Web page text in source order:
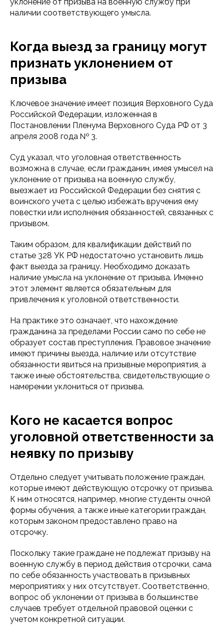
наличии соответствующего умысла.
Когда выезд за границу могут
признать уклонением от
призыва
Ключевое значение имеет позиция Верховного Суда
Российской Федерации, изложенная в
Постановлении Пленума Верховного Суда РФ от 3
апреля 2008 года № 3.
Суд указал, что уголовная ответственность
возможна в случае, если гражданин, имея умысел на
уклонение от призыва на военную службу,
выезжает из Российской Федерации без снятия с
воинского учета с целью избежать вручения ему
повестки или исполнения обязанностей, связанных с
призывом.
Таким образом, для квалификации действий по
статье 328 УК РФ недостаточно установить лишь
факт выезда за границу. Необходимо доказать
наличие умысла на уклонение от призыва. Именно
этот элемент является обязательным для
привлечения к уголовной ответственности.
На практике это означает, что нахождение
гражданина за пределами России само по себе не
образует состав преступления. Правовое значение
имеют причины выезда, наличие или отсутствие
обязанности явиться на призывные мероприятия, а
также иные обстоятельства, свидетельствующие о
намерении уклониться от призыва.
Кого не касается вопрос
уголовной ответственности за
неявку по призыву
Отдельно следует учитывать положение граждан,
которые имеют действующую отсрочку от призыва.
К ним относятся, например, многие студенты очной
формы обучения, а также иные категории граждан,
которым законом предоставлено право на
отсрочку.
Поскольку такие граждане не подлежат призыву на
военную службу в период действия отсрочки, сама
по себе обязанность участвовать в призывных
мероприятиях у них отсутствует. Соответственно,
вопрос об уклонении от призыва в большинстве
случаев требует отдельной правовой оценки с
учетом конкретной ситуации.